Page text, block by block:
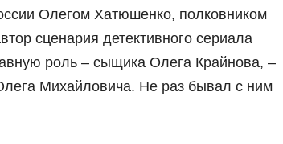
Олегом Хатюшенко, полковником
сценария детективного сериала
роль – сыщика Олега Крайнова, –
Михайловича. Не раз бывал с ним